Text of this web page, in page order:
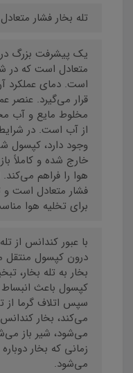
تله بخار فشار متعادل
یک پیشرفت بزرگ در
است. دمای عملکرد
قرار می‌گیرد. عنصر
مخلوط مایع و آب
از آب است. در
وجود دارد، کپسول
خارج شده و کاملاً
هوا را فراهم
فشار متعادل است و
برای تخلیه هوا
با عبور کندانس از
درون کپسول منتقل
بخار به تله بخار،
کپسول باعث
سپس اتلاف گرما از
می‌کند، بخار
می‌شود، شیر باز
زمانی که بخار
می‌شود.